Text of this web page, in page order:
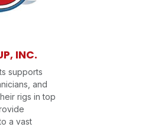
INC.
supports
and
rigs in top
a vast